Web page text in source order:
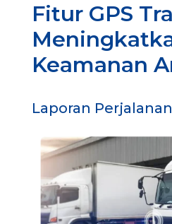
Fitur GPS
Keamanan
Laporan